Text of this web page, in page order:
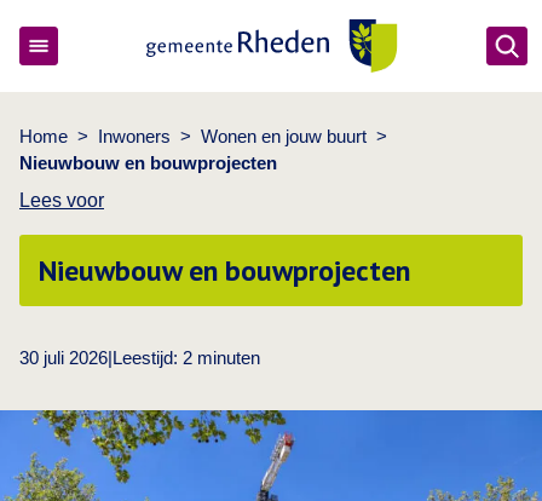
Home > Inwoners > Wonen en jouw buurt >
Nieuwbouw en bouwprojecten
Lees voor
Nieuwbouw en bouwprojecten
30 juli 2026|Leestijd: 2 minuten